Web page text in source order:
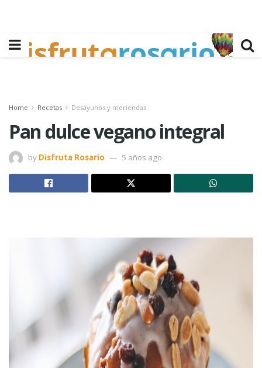
Home Recetas Desayunos y meriendas
Pan dulce vegano integral
by Disfruta Rosario 5 años ago